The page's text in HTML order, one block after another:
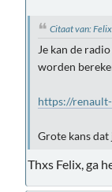
Citaat van:
Je kan de
worden
https://
Grote kans
Thxs Felix, ga